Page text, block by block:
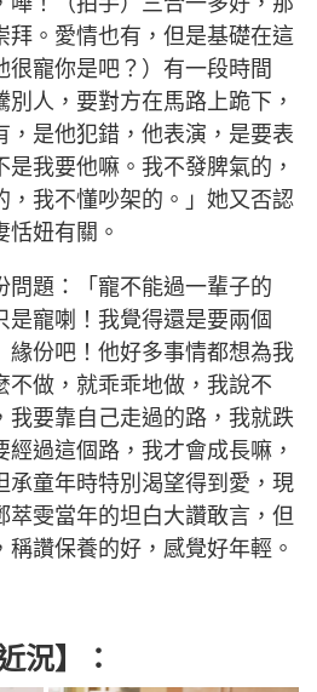
拜。愛情也有，但是基礎在這
很寵你是吧？）有一段時間
人，要對方在馬路上跪下，
，是他犯錯，他表演，是要表
我要他嘛。我不發脾氣的，
，我不懂吵架的。」她又否認
恬妞有關。
問題：「寵不能過一輩子的
是寵喇！我覺得還是要兩個
緣份吧！他好多事情都想為我
不做，就乖乖地做，我說不
我要靠自己走過的路，我就跌
經過這個路，我才會成長嘛，
承童年時特別渴望得到愛，現
萃雯當年的坦白大讚敢言，但
讚保養的好，感覺好年輕。
況】：